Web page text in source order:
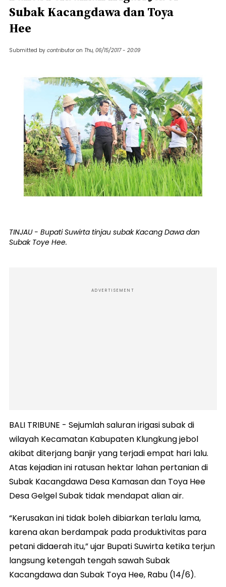
Subak Kacangdawa dan Toya
Hee
Submitted by contributor on Thu, 06/15/2017 - 20:09
TINJAU - Bupati Suwirta tinjau subak Kacang Dawa dan
Subak Toye Hee.
ADVERTISEMENT
BALI TRIBUNE - Sejumlah saluran irigasi subak di
wilayah Kecamatan Kabupaten Klungkung jebol
akibat diterjang banjir yang terjadi empat hari lalu.
Atas kejadian ini ratusan hektar lahan pertanian di
Subak Kacangdawa Desa Kamasan dan Toya Hee
Desa Gelgel Subak tidak mendapat alian air.
“Kerusakan ini tidak boleh dibiarkan terlalu lama,
karena akan berdampak pada produktivitas para
petani didaerah itu,” ujar Bupati Suwirta ketika terjun
langsung ketengah tengah sawah Subak
Kacangdawa dan Subak Toya Hee, Rabu (14/6).